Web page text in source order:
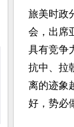
旅美时政
会，出席
具有竞争
抗中、拉
离的迹象
好，势必